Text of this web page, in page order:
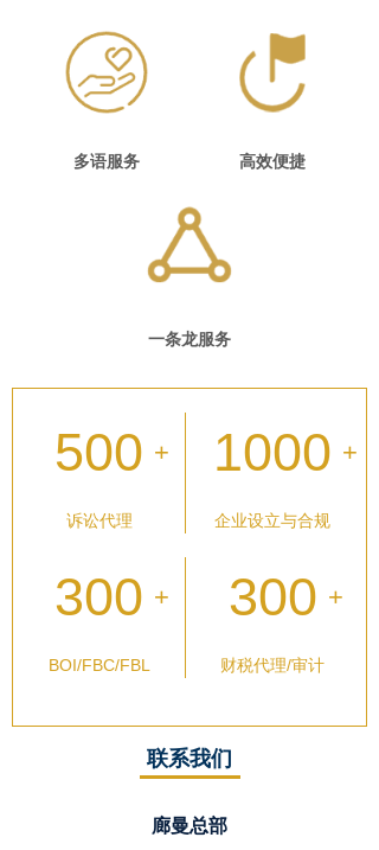
多语服务 高效便捷
一条龙服务
500 +
诉讼代理
1000 +
企业设立与合规
300 +
BOI/FBC/FBL
300 +
财税代理/审计
联系我们
廊曼总部